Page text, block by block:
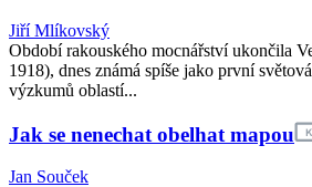
Jiří Mlíkovský
Období rakouského mocnářství ukončila
1918), dnes známá spíše jako první
výzkumů oblastí...
Jak se nenechat obelhat mapou
Jan Souček